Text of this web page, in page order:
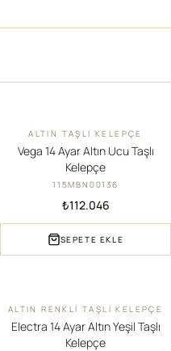
YENI
ALTIN TAŞLI KELEPÇE
Vega 14 Ayar Altın Ucu Taşlı
Kelepçe
115MBN00136
₺112.046
SEPETE EKLE
İNDIRIM
ALTIN RENKLI TAŞLI KELEPÇE
Electra 14 Ayar Altın Yeşil Taşlı
Kelepçe